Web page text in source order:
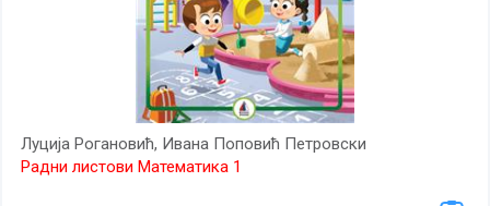
Луција Рогановић, Ивана Поповић Петровски
Радни листови Математика 1